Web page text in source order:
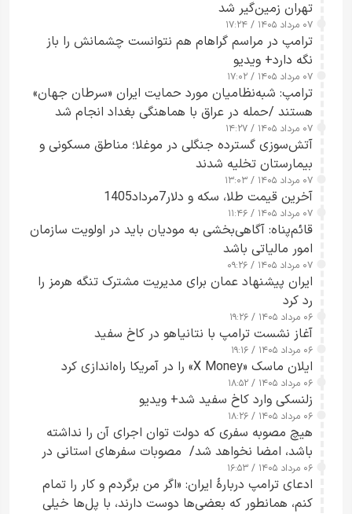
تهران زمین‌گیر شد
۰۷ مرداد ۱۴۰۵ / ۱۷:۲۴
ترامپ در مراسم گراهام هم نتوانست چشمانش را باز
نگه دارد+ ویدیو
۰۷ مرداد ۱۴۰۵ / ۱۷:۰۲
ترامپ: شبه‌نظامیان مورد حمایت ایران «سرطان جهان»
هستند /حمله در عراق با هماهنگی بغداد انجام شد
۰۷ مرداد ۱۴۰۵ / ۱۴:۲۷
آتش‌سوزی گسترده جنگلی در موغلا؛ مناطق مسکونی و
بیمارستان تخلیه شدند
۰۷ مرداد ۱۴۰۵ / ۱۳:۰۳
آخرین قیمت طلا، سکه و دلار7مرداد1405
۰۷ مرداد ۱۴۰۵ / ۱۱:۴۶
قائم‌پناه: آگاهی‌بخشی به مودیان باید در اولویت سازمان
امور مالیاتی باشد
۰۷ مرداد ۱۴۰۵ / ۰۹:۲۶
ایران پیشنهاد عمان برای مدیریت مشترک تنگه هرمز را
رد کرد
۰۶ مرداد ۱۴۰۵ / ۱۹:۲۶
آغاز نشست ترامپ با نتانیاهو در کاخ سفید
۰۶ مرداد ۱۴۰۵ / ۱۹:۱۶
ایلان ماسک «X Money» را در آمریکا راه‌اندازی کرد
۰۶ مرداد ۱۴۰۵ / ۱۸:۵۲
زلنسکی وارد کاخ سفید شد+ ویدیو
۰۶ مرداد ۱۴۰۵ / ۱۸:۲۶
هیچ مصوبه سفری که دولت توان اجرای آن را نداشته
باشد، امضا نخواهد شد/ مصوبات سفرهای استانی در
چارچوب قانون بودجه است+ عکس
۰۶ مرداد ۱۴۰۵ / ۱۶:۵۳
ادعای ترامپ دربارهٔ ایران: «اگر من برگردم و کار را تمام
کنم، همانطور که بعضی‌ها دوست دارند، با پل‌ها خیلی